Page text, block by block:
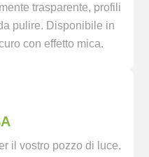
trasparente, profili
pulire. Disponibile in
con effetto mica.
il vostro pozzo di luce.